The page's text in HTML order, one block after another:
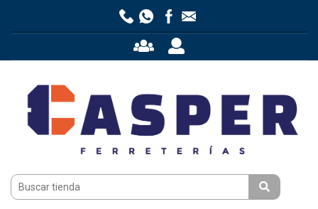
0 artículo (s)